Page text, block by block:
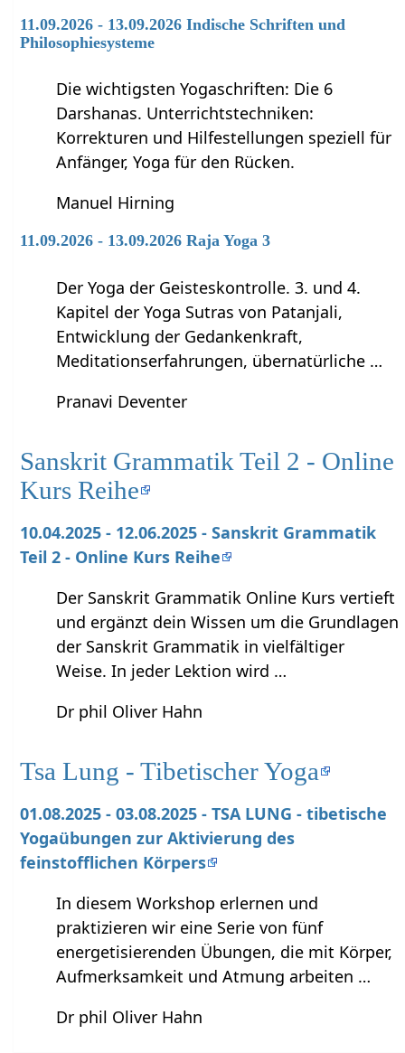
11.09.2026 - 13.09.2026 Indische Schriften und
Philosophiesysteme
Die wichtigsten Yogaschriften: Die 6
Darshanas. Unterrichtstechniken:
Korrekturen und Hilfestellungen speziell für
Anfänger, Yoga für den Rücken.
Manuel Hirning
11.09.2026 - 13.09.2026 Raja Yoga 3
Der Yoga der Geisteskontrolle. 3. und 4.
Kapitel der Yoga Sutras von Patanjali,
Entwicklung der Gedankenkraft,
Meditationserfahrungen, übernatürliche …
Pranavi Deventer
Sanskrit Grammatik Teil 2 - Online
Kurs Reihe
10.04.2025 - 12.06.2025 - Sanskrit Grammatik
Teil 2 - Online Kurs Reihe
Der Sanskrit Grammatik Online Kurs vertieft
und ergänzt dein Wissen um die Grundlagen
der Sanskrit Grammatik in vielfältiger
Weise. In jeder Lektion wird …
Dr phil Oliver Hahn
Tsa Lung - Tibetischer Yoga
01.08.2025 - 03.08.2025 - TSA LUNG - tibetische
Yogaübungen zur Aktivierung des
feinstofflichen Körpers
In diesem Workshop erlernen und
praktizieren wir eine Serie von fünf
energetisierenden Übungen, die mit Körper,
Aufmerksamkeit und Atmung arbeiten …
Dr phil Oliver Hahn